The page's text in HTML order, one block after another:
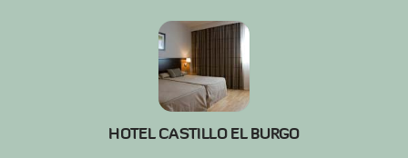
HOTEL CASTILLO EL BURGO